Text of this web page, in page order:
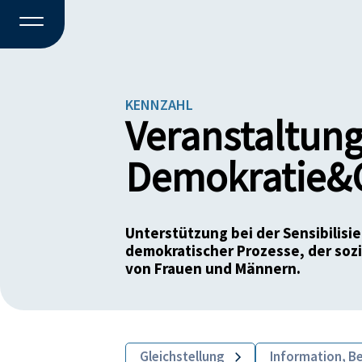
KENNZAHL
Unterstützung bei der
demokratischer Prozesse, der
von Frauen und Männern.
Gleichstellung Information,